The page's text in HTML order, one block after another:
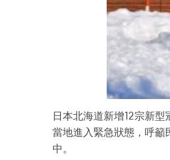
日本北海道新增12宗新
當地進入緊急狀態，呼籲
中。